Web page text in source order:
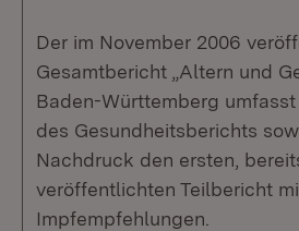
Der im November 2006
Gesamtbericht „Altern und
Baden-Württemberg
des Gesundheitsberichts
Nachdruck den ersten,
veröffentlichten Teilbericht
Impfempfehlungen.